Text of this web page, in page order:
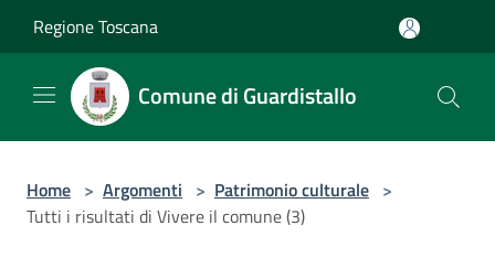
Regione Toscana
Comune di Guardistallo
Home > Argomenti > Patrimonio culturale >
Tutti i risultati di Vivere il comune (3)